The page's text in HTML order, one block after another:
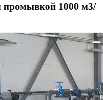
промывкой 1000 м3/